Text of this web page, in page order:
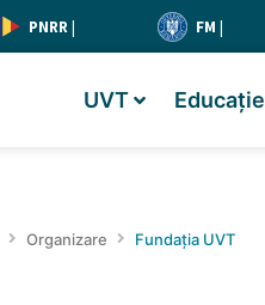
PNRR| FM |
UVT Educație
Organizare Fundația UVT